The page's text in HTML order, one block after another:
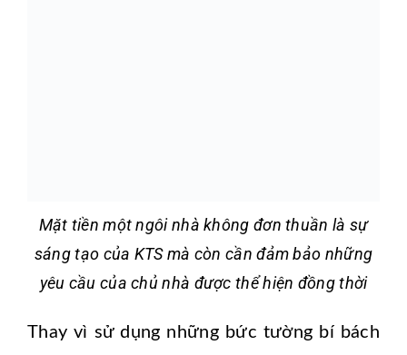
Mặt tiền một ngôi nhà không đơn thuần là sự
sáng tạo của KTS mà còn cần đảm bảo những
yêu cầu của chủ nhà được thể hiện đồng thời
Thay vì sử dụng những bức tường bí bách